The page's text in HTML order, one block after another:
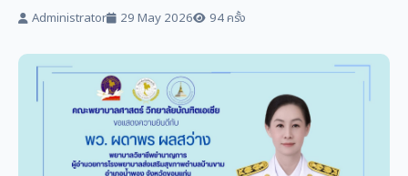
Administrator 29 May 2026 94 ครั้ง